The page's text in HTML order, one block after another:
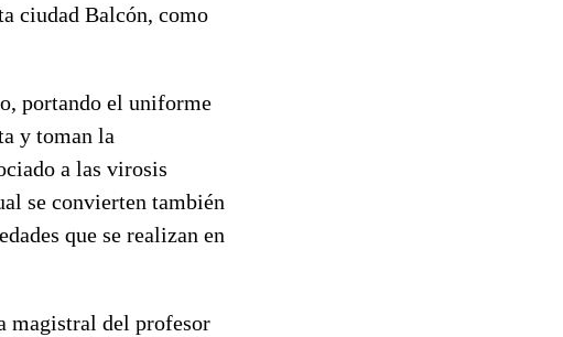
ciudad Balcón, como
portando el uniforme
y toman la
a las virosis
se convierten también
que se realizan en
magistral del profesor